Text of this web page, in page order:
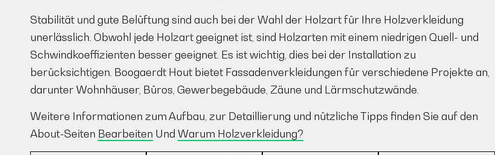
Stabilität und gute Belüftung sind auch bei der Wahl der Holzart für Ihre Holzverkleidung
unerlässlich. Obwohl jede Holzart geeignet ist, sind Holzarten mit einem niedrigen Quell- und
Schwindkoeffizienten besser geeignet. Es ist wichtig, dies bei der Installation zu
berücksichtigen. Boogaerdt Hout bietet Fassadenverkleidungen für verschiedene Projekte an,
darunter Wohnhäuser, Büros, Gewerbegebäude, Zäune und Lärmschutzwände.
Weitere Informationen zum Aufbau, zur Detaillierung und nützliche Tipps finden Sie auf den
About-Seiten Bearbeiten Und Warum Holzverkleidung?